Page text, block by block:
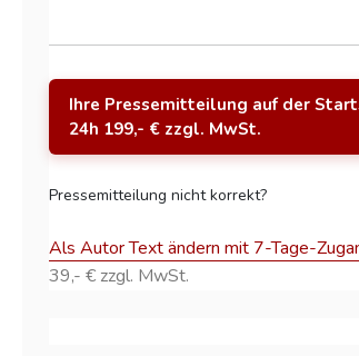
Ihre Pressemitteilung auf der
24h 199,- € zzgl. MwSt.
Pressemitteilung nicht korrekt?
Als Autor Text ändern mit 7-Tage-
39,- € zzgl. MwSt.